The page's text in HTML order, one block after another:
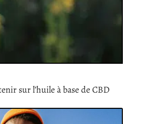
sur l’huile à base de CBD